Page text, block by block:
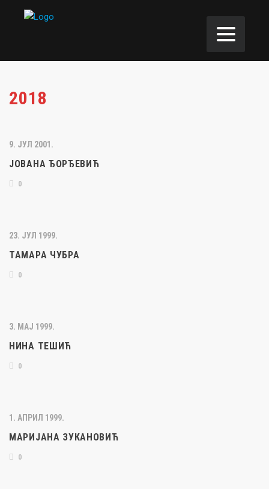
2018
9. ЈУЛ 2001.
ЈОВАНА ЂОРЂЕВИЋ
0
23. ЈУЛ 1999.
ТАМАРА ЧУБРА
0
3. МАЈ 1999.
НИНА ТЕШИЋ
0
1. АПРИЛ 1999.
МАРИЈАНА ЗУКАНОВИЋ
0